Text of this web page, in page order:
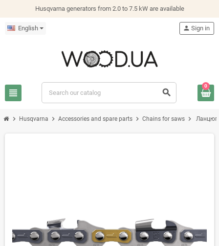
Husqvarna generators from 2.0 to 7.5 kW are available
English
view_headline search
person Sign in
0
chevron_right Husqvarna chevron_right Accessories and spare parts chevron_right Chains for saws chevron_right